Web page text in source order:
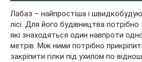
Лабаз – найпростіша і
лісі. Для його будівництва
які знаходяться один навпроти
метрів. Між ними потрібно
закріпити гілки під ухилом по